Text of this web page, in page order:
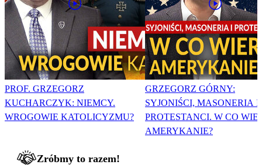
PROF. GRZEGORZ
KUCHARCZYK: NIEMCY.
WROGOWIE KATOLICYZMU?
GRZEGORZ GÓRNY:
SYJONIŚCI, MASONERIA I
PROTESTANCI. W CO
AMERYKANIE?
Zróbmy to razem!